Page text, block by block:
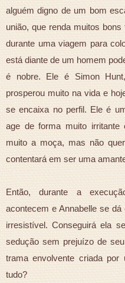
alguém digno de um bom
união, que renda muitos
durante uma viagem para
está diante de um homem
é nobre. Ele é Simon
prosperou muito na vida e
se encaixa no perfil. Ele é
age de forma muito irritante
muito a moça, mas não
contentará em ser uma
Então, durante a
acontecem e Annabelle se
irresistível. Conseguirá ela
sedução sem prejuízo de
trama envolvente criada
tudo?